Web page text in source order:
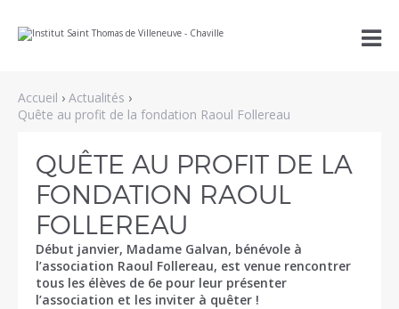
au
la
navigation
personnels

Accueil › Actualités ›
Quête au profit de la fondation Raoul Follereau
QUÊTE AU PROFIT DE LA
FONDATION RAOUL
FOLLEREAU
Début janvier, Madame Galvan, bénévole à
l’association Raoul Follereau, est venue rencontrer
tous les élèves de 6e pour leur présenter
l’association et les inviter à quêter !